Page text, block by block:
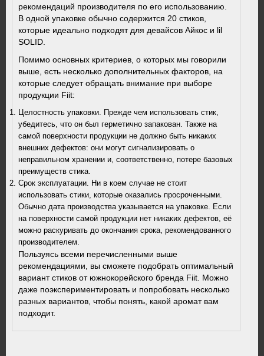
рекомендаций производителя по его использованию.
В одной упаковке обычно содержится 20 стиков,
которые идеально подходят для девайсов Айкос и lil
SOLID.
Помимо основных критериев, о которых мы говорили
выше, есть несколько дополнительных факторов, на
которые следует обращать внимание при выборе
продукции Fiit:
Целостность упаковки. Прежде чем использовать стик,
убедитесь, что он был герметично запакован. Также на
самой поверхности продукции не должно быть никаких
внешних дефектов: они могут сигнализировать о
неправильном хранении и, соответственно, потере базовых
преимуществ стика.
Срок эксплуатации. Ни в коем случае не стоит
использовать стики, которые оказались просроченными.
Обычно дата производства указывается на упаковке. Если
на поверхности самой продукции нет никаких дефектов, её
можно раскуривать до окончания срока, рекомендованного
производителем.
Пользуясь всеми перечисленными выше
рекомендациями, вы сможете подобрать оптимальный
вариант стиков от южнокорейского бренда Fiit. Можно
даже поэкспериментировать и попробовать несколько
разных вариантов, чтобы понять, какой аромат вам
подходит.